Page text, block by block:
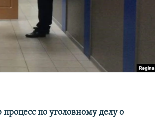
по уголовному делу о